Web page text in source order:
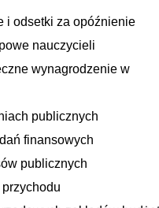
i odsetki za opóźnienie
nauczycieli
wynagrodzenie w
publicznych
finansowych
publicznych